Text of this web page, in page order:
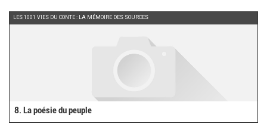
LES 1001 VIES DU CONTE : LA MÉMOIRE DES SOURCES
8. La poésie du peuple